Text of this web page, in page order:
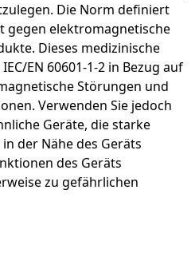
Die Norm definiert
gegen elektromagnetische
Dieses medizinische
EN 60601-1-2 in Bezug auf
Störungen und
Verwenden Sie jedoch
Geräte, die starke
der Nähe des Geräts
des Geräts
zu gefährlichen